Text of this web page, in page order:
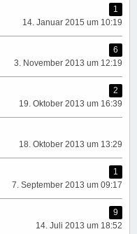
1
14. Januar 2015 um 10:19
6
3. November 2013 um 12:19
2
19. Oktober 2013 um 16:39
18. Oktober 2013 um 13:29
1
7. September 2013 um 09:17
9
14. Juli 2013 um 18:52